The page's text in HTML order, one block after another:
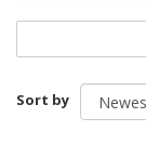
Sort by